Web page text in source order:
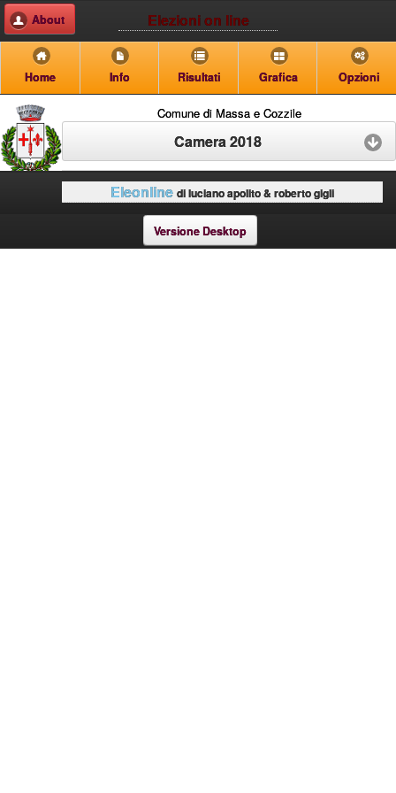
Elezioni on line
About
Home Info Risultati Grafica Opzioni
Comune di Massa e Cozzile
Camera 2018
Eleonline di luciano apolito & roberto gigli
Versione Desktop